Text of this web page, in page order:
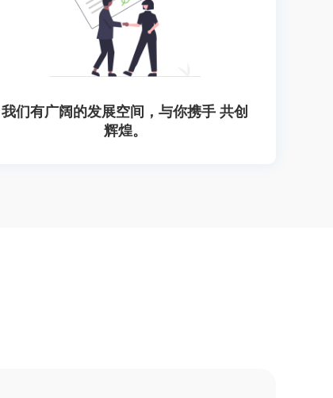
我们有广阔的发展空间，与你携手 共创
辉煌。